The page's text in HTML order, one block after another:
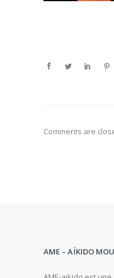
Comments are
AME – AÏKIDO